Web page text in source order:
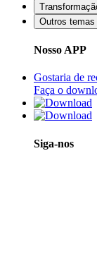
Outros temas
Nosso APP
Gostaria de
Faça o
Siga-nos